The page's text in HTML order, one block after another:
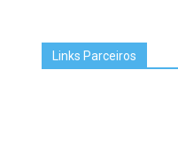
Links Parceiros